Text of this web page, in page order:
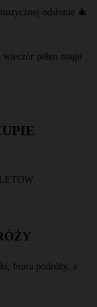
odsłonie 🎄
pełen magii ,
biura podróży, a